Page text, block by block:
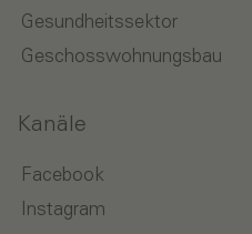
Gesundheitssektor
Geschosswohnungsbau
Kanäle
Facebook
Instagram